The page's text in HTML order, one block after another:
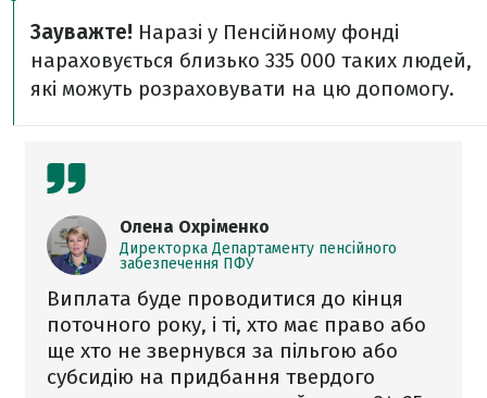
Зауважте! Наразі у Пенсійному фонді
нараховується близько 335 000 таких людей,
які можуть розраховувати на цю допомогу.
Олена Охріменко
Директорка Департаменту пенсійного
забезпечення ПФУ
Виплата буде проводитися до кінця
поточного року, і ті, хто має право або
ще хто не звернувся за пільгою або
субсидію на придбання твердого